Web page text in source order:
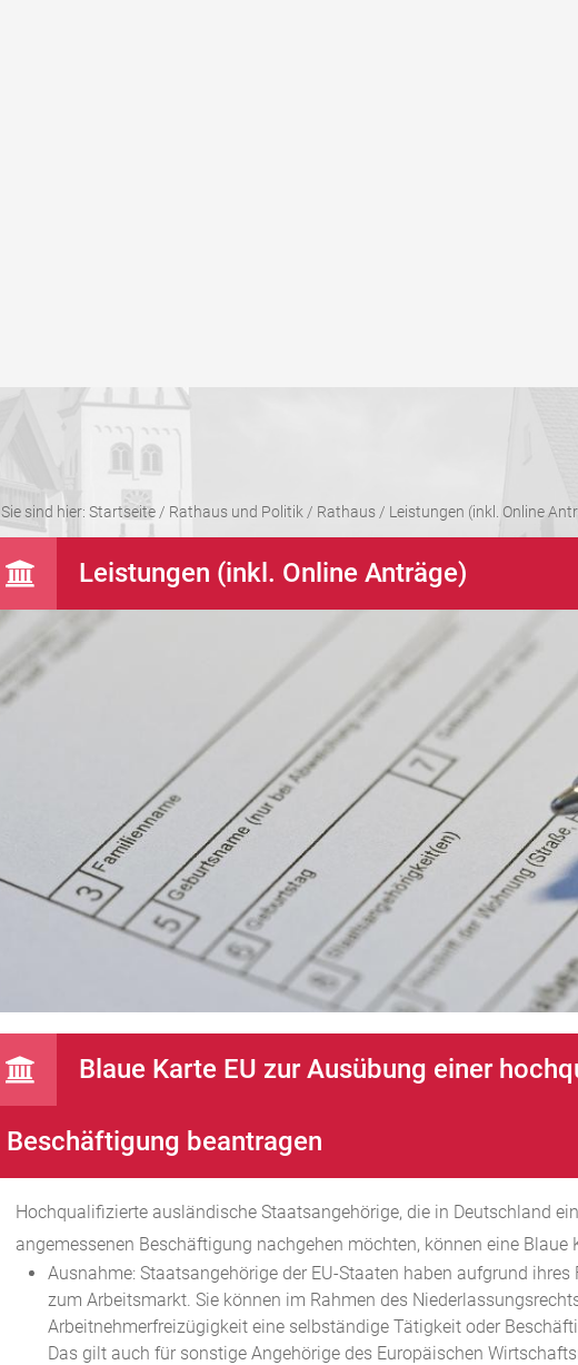
Sie sind hier: Startseite/ Rathaus und Politik / Rathaus/ Leistungen (inkl. Online
Leistungen (inkl. Online Anträge)
Blaue Karte EU zur Ausübung einer
Beschäftigung beantragen
Hochqualifizierte ausländische Staatsangehörige, die in Deutschland
angemessenen Beschäftigung nachgehen möchten, können eine Blaue
Ausnahme: Staatsangehörige der EU-Staaten haben aufgrund
zum Arbeitsmarkt. Sie können im Rahmen des
Arbeitnehmerfreizügigkeit eine selbständige Tätigkeit oder
Das gilt auch für sonstige Angehörige des Europäischen